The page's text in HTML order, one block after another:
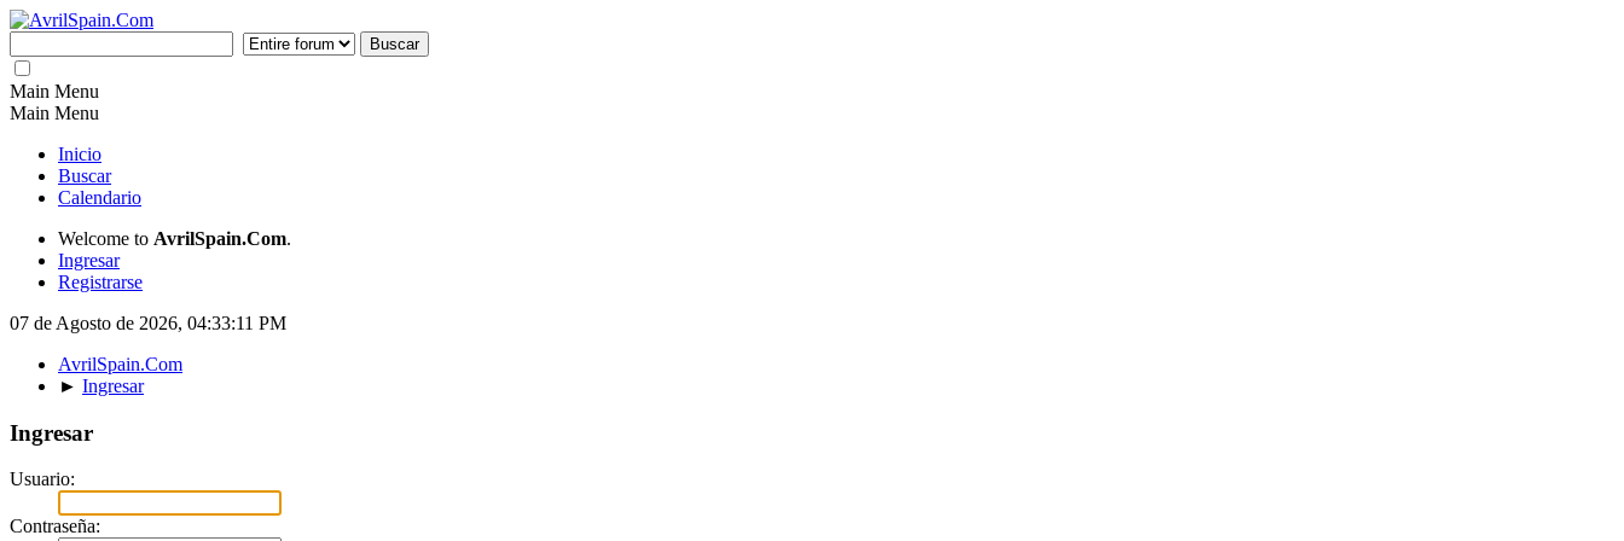
Main Menu
Main Menu
Inicio
Buscar
Calendario
Welcome to AvrilSpain.Com.
Ingresar
Registrarse
07 de Agosto de 2026, 04:33:11 PM
AvrilSpain.Com
► Ingresar
Ingresar
Usuario:
Contraseña: